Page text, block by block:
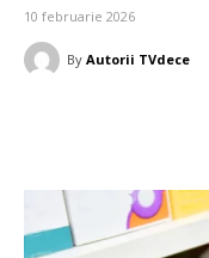
10 februarie 2026
By Autorii TVdece